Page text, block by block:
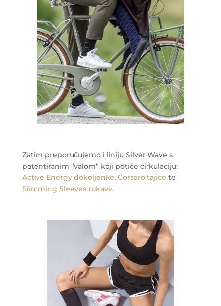
Zatim preporučujemo i liniju Silver Wave s
patentiranim “valom” koji potiče cirkulaciju:
Active Energy dokoljenke, Corsaro tajice te
Slimming Sleeves rukave.